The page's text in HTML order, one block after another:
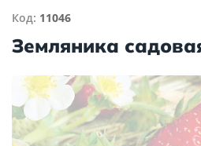
Код: 11046
Земляника